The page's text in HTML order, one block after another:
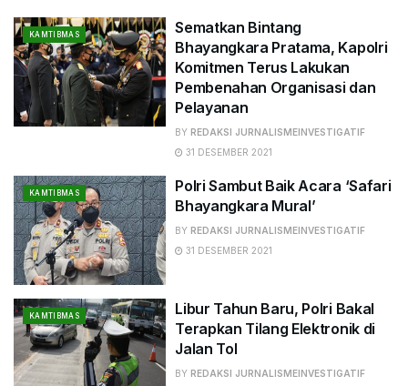
KAMTIBMAS
Sematkan Bintang
Bhayangkara Pratama, Kapolri
Komitmen Terus Lakukan
Pembenahan Organisasi dan
Pelayanan
BY REDAKSI JURNALISMEINVESTIGATIF
31 DESEMBER 2021
KAMTIBMAS
Polri Sambut Baik Acara ‘Safari
Bhayangkara Mural’
BY REDAKSI JURNALISMEINVESTIGATIF
31 DESEMBER 2021
KAMTIBMAS
Libur Tahun Baru, Polri Bakal
Terapkan Tilang Elektronik di
Jalan Tol
BY REDAKSI JURNALISMEINVESTIGATIF